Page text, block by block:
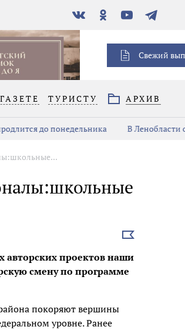
В
контакте
Одноклассники
YouTubeТелеграм
Свежий
ТУРИСТУ АРХИВ
до понедельника В Ленобласти
Выбрать
авторских проектов наши
смену по программе
покоряют вершины
уровне. Ранее